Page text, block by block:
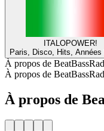
ITALOPOWER!
Paris, Disco, Hits, Années
À propos de
À propos de
À propos de